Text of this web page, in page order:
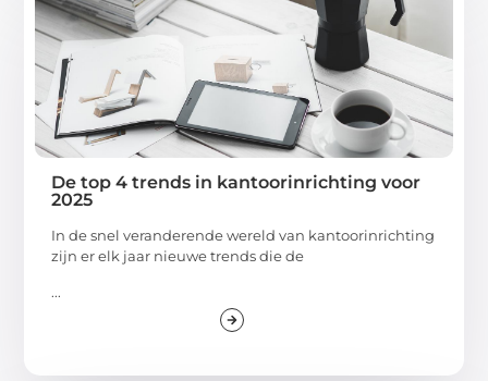
De top 4 trends in kantoorinrichting voor
2025
In de snel veranderende wereld van kantoorinrichting
zijn er elk jaar nieuwe trends die de
...